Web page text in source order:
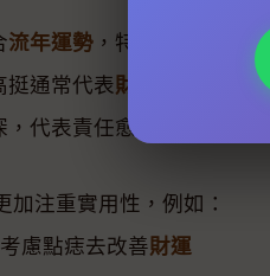
流年運勢 ，特別關注2026
挺通常代表財運 佳，但如
代表責任愈大，但同時亦
注重實用性，例如：
慮點痣去改善財運